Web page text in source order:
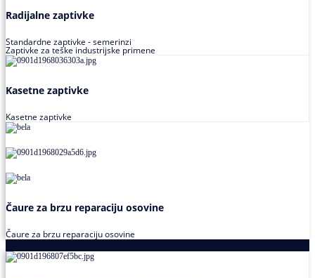
Radijalne zaptivke
Standardne zaptivke - semerinzi
Zaptivke za teške industrijske primene
Kasetne zaptivke
Kasetne zaptivke
Čaure za brzu reparaciju osovine
Čaure za brzu reparaciju osovine